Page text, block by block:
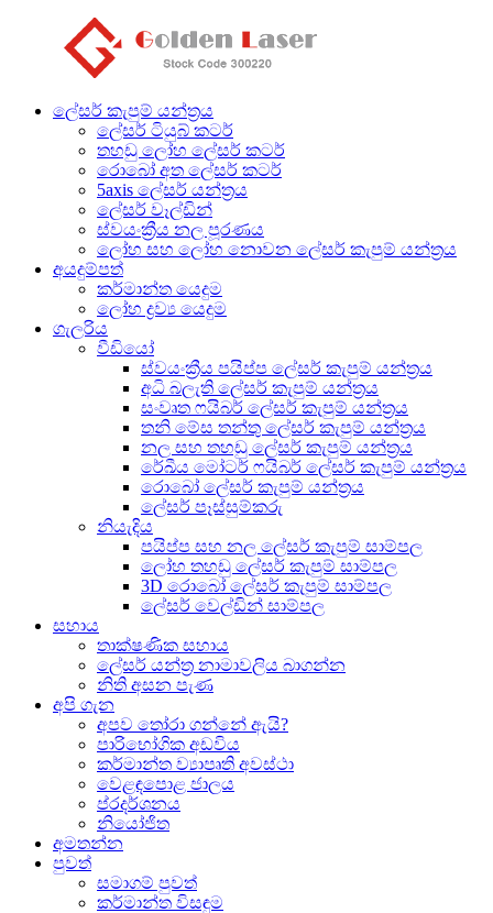
ලේසර් කැපුම් යන්ත්‍රය
ලේසර් ටියුබ් කටර්
තහඩු ලෝහ ලේසර් කටර්
රොබෝ අත ලේසර් කටර්
5axis ලේසර් යන්ත්‍රය
ලේසර් වෑල්ඩින්
ස්වයංක්‍රීය නල පූරණය
ලෝහ සහ ලෝහ නොවන ලේසර් කැපුම් යන්ත්‍රය
අයදුම්පත්
කර්මාන්ත යෙදුම
ලෝහ ද්‍රව්‍ය යෙදුම
ගැලරිය
වීඩියෝ
ස්වයංක්‍රීය පයිප්ප ලේසර් කැපුම් යන්ත්‍රය
අධි බලැති ලේසර් කැපුම් යන්ත්‍රය
සංවෘත ෆයිබර් ලේසර් කැපුම් යන්ත්‍රය
තනි මේස තන්තු ලේසර් කැපුම් යන්ත්‍රය
නල සහ තහඩු ලේසර් කැපුම් යන්ත්‍රය
රේඛීය මෝටර් ෆයිබර් ලේසර් කැපුම් යන්ත්‍රය
රොබෝ ලේසර් කැපුම් යන්ත්‍රය
ලේසර් පෑස්සුම්කරු
නියැදිය
පයිප්ප සහ නල ලේසර් කැපුම් සාම්පල
ලෝහ තහඩු ලේසර් කැපුම් සාම්පල
3D රොබෝ ලේසර් කැපුම් සාම්පල
ලේසර් වෙල්ඩින් සාම්පල
සහාය
තාක්ෂණික සහාය
ලේසර් යන්ත්‍ර නාමාවලිය බාගන්න
නිති අසන පැණ
අපි ගැන
අපව තෝරා ගන්නේ ඇයි?
පාරිභෝගික අඩවිය
කර්මාන්ත ව්‍යාපෘති අවස්ථා
වෙළඳපොළ ජාලය
ප්රදර්ශනය
නියෝජිත
අමතන්න
පුවත්
සමාගම් පුවත්
කර්මාන්ත විසඳුම